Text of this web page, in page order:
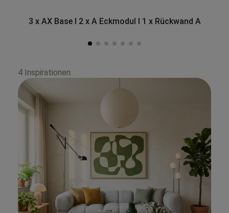
3 x AX Base I 2 x A Eckmodul I 1 x Rückwand A
4 Inspirationen